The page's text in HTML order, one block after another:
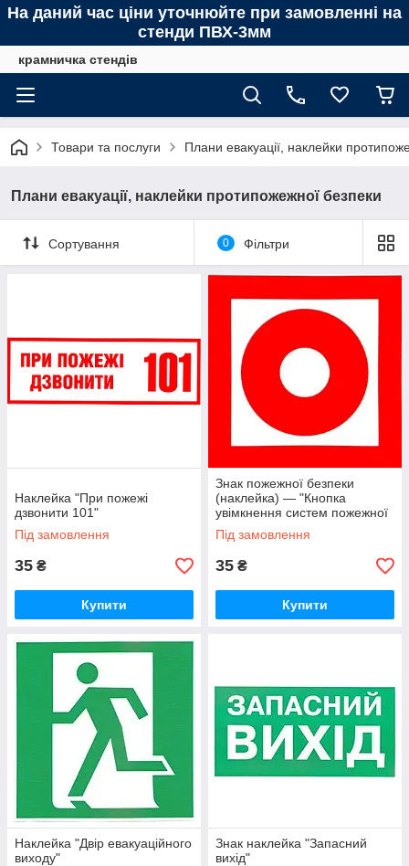
На даний час ціни уточнюйте при замовленні на
стенди ПВХ-3мм
крамничка стендів
Товари та послуги Плани евакуації, наклейки
Плани евакуації, наклейки протипожежної безпеки
Сортування 0 Фільтри
Наклейка "При пожежі
дзвонити 101"
Під замовлення
35 ₴
Купити
Знак пожежної безпеки
(наклейка) — "Кнопка
увімкнення систем пожежної
автоматики"
Під замовлення
35 ₴
Купити
Наклейка "Двір евакуаційного
виходу"
Знак наклейка "Запасний
вихід"